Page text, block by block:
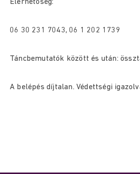
Elérhetőség:
06 30 231 7043, 06 1 202 1739
Táncbemutatók között és után:
A belépés díjtalan. Védettségi